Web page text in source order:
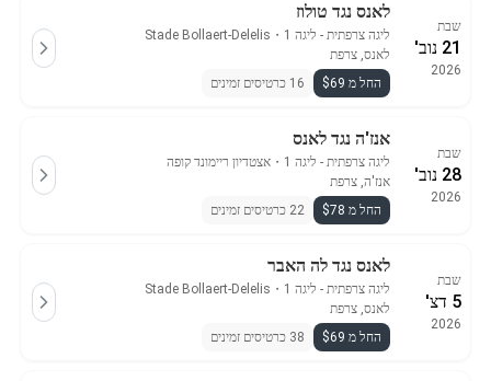
שבת
21 נוב'
2026
לאנס נגד טולוז
ליגה צרפתית - ליגה 1 ・
Stade Bollaert-Delelis
לאנס, צרפת
החל מ $69
16 כרטיסים זמינים
שבת
28 נוב'
2026
אנז'ה נגד לאנס
ליגה צרפתית - ליגה 1 ・ אצטדיון ריימונד קופה
אנז'ה, צרפת
החל מ $78
22 כרטיסים זמינים
שבת
5 דצ'
2026
לאנס נגד לה האבר
ליגה צרפתית - ליגה 1 ・
Stade Bollaert-Delelis
לאנס, צרפת
החל מ $69
38 כרטיסים זמינים